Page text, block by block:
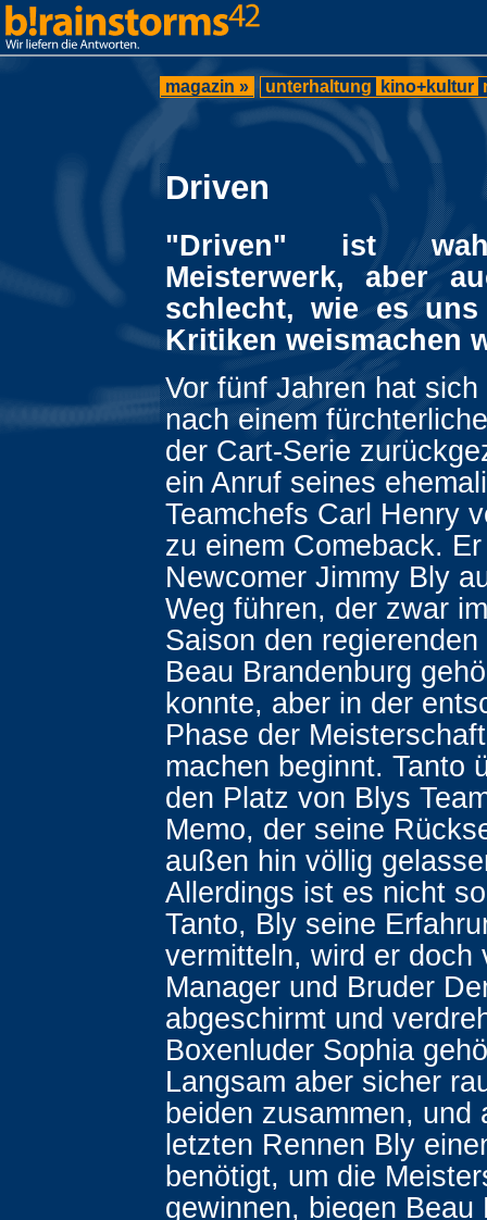
magazin » unterhaltung kino+kultur
Driven
"Driven" ist
Meisterwerk, aber
schlecht, wie es
Kritiken weismachen
Vor fünf Jahren hat sich
nach einem
der Cart-Serie
ein Anruf seines
Teamchefs Carl Henry
zu einem Comeback.
Newcomer Jimmy Bly
Weg führen, der zwar
Saison den
Beau Brandenburg
konnte, aber in der
Phase der
machen beginnt. Tanto
den Platz von Blys
Memo, der seine
außen hin völlig
Allerdings ist es nicht
Tanto, Bly seine
vermitteln, wird er doch
Manager und Bruder
abgeschirmt und
Boxenluder Sophia
Langsam aber sicher
beiden zusammen, und
letzten Rennen Bly
benötigt, um die
gewinnen, biegen Beau